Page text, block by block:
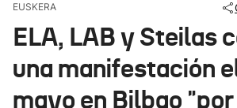
Ikusmiran
EUSKERA
ELA, LAB y Steilas
una manifestación
mayo en Bilbao